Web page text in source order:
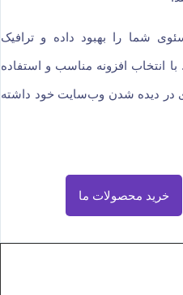
شما را بهبود داده و ترافیک
انتخاب افزونه مناسب و استفاده
در دیده شدن وب‌سایت خود داشته
خرید محصولات ما